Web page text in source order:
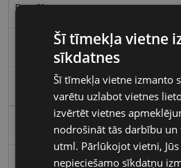
54-21
Plastmasa
Apaļas / Ovālas
Šī tīmekļa vietne
sīkdatnes
Šī tīmekļa vietne izmanto
varētu uzlabot vietnes
izvērtēt vietnes
nodrošināt tās darbību
utml. Pārlūkojot vietni,
nepieciešamo sīkdatņu